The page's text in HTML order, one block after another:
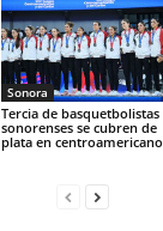
Sonora
Tercia de basquetbolistas
sonorenses se cubren de
plata en centroamericano